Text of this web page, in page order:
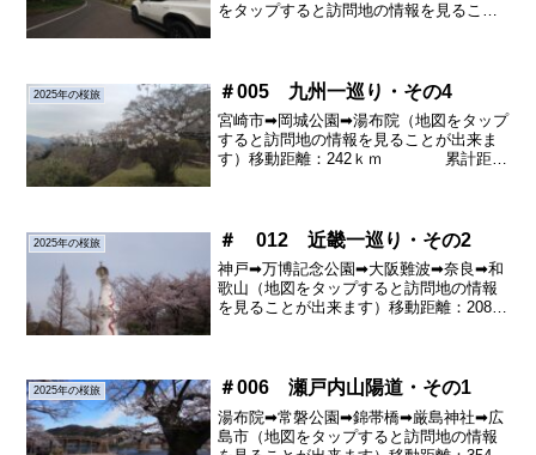
をタップすると訪問地の情報を見ること
100選）・・...
2025年の桜旅 ＃005 九州一巡り・その4
宮崎市➡岡城公園➡湯布院（地図をタップ
すると訪問地の情報を見ることが出来ま
す）移動距離：242ｋｍ 累計距
に桜がいっぱい...
2025年の桜旅 ＃ 012 近畿一巡り・その2
神戸➡万博記念公園➡大阪難波➡奈良➡和
歌山（地図をタップすると訪問地の情報
を見ることが出来ます）移動距離：208ｋ
DIGITA...
2025年の桜旅 ＃006 瀬戸内山陽道・その1
湯布院➡常磐公園➡錦帯橋➡厳島神社➡広
島市（地図をタップすると訪問地の情報